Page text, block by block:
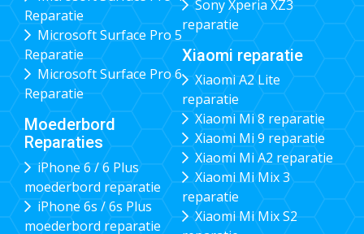
Reparatie
Microsoft Surface Pro 5
Reparatie
Microsoft Surface Pro 6
Reparatie
Moederbord
Reparaties
iPhone 6 / 6 Plus
moederbord reparatie
iPhone 6s / 6s Plus
moederbord reparatie
Sony Xperia XZ3
reparatie
Xiaomi reparatie
Xiaomi A2 Lite
reparatie
Xiaomi Mi 8 reparatie
Xiaomi Mi 9 reparatie
Xiaomi Mi A2 reparatie
Xiaomi Mi Mix 3
reparatie
Xiaomi Mi Mix S2